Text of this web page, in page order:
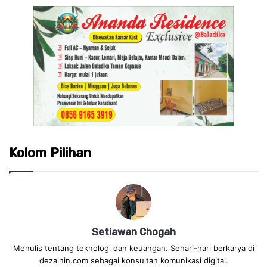
Kolom Pilihan
Setiawan Chogah
Menulis tentang teknologi dan keuangan. Sehari-hari berkarya di
dezainin.com sebagai konsultan komunikasi digital.